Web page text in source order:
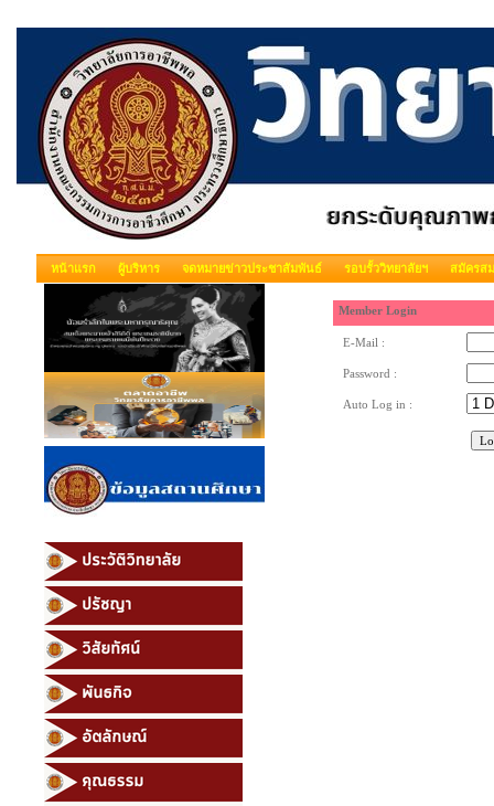
หน้าแรก ผู้บริหาร จดหมายข่าวประชาสัมพันธ์ รอบรั้ววิทยาลัยฯ สมัครส
Member Login
E-Mail :
Password :
Auto Log in :